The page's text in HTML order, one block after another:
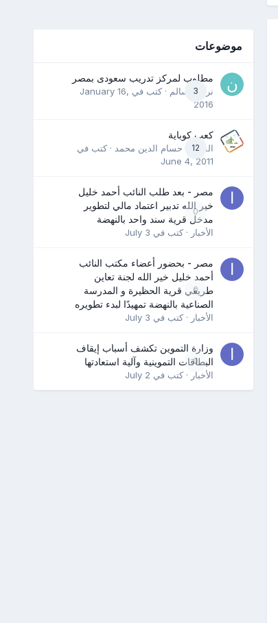
موضوعات
3
مطلوب لمركز تدريب سعودى بمصر
نرمين سالم · كتب في January 16,
2016
12
كعب كوباية
المدرب حسام الدين محمد · كتب في
June 4, 2011
0
مصر - بعد طلب النائب أحمد خليل
خير الله تدبير اعتماد مالي لتطوير
مدخل قرية سند واحد بالنهضة
الأخبار · كتب في July 3
0
مصر - بحضور أعضاء مكتب النائب
أحمد خليل خير الله لجنة تعاين
طريقي قرية الحظيرة و المدرسة
الصناعية بالنهضة تمهيدًا لبدء تطويره
الأخبار · كتب في July 3
0
وزارة التموين تكشف أسباب إيقاف
البطاقات التموينية وآلية استعادتها
الأخبار · كتب في July 2